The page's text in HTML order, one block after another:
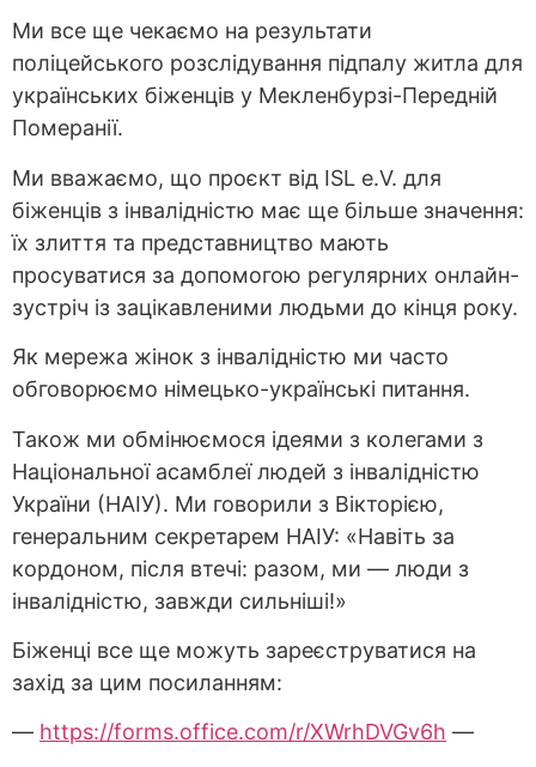
Ми все ще чекаємо на результати
поліцейського розслідування підпалу житла для
українських біженців у Мекленбурзі-Передній
Померанії.
Ми вважаємо, що проєкт від ISL e.V. для
біженців з інвалідністю має ще більше значення:
їх злиття та представництво мають
просуватися за допомогою регулярних онлайн-
зустріч із зацікавленими людьми до кінця року.
Як мережа жінок з інвалідністю ми часто
обговорюємо німецько-українські питання.
Також ми обмінюємося ідеями з колегами з
Національної асамблеї людей з інвалідністю
України (НАІУ). Ми говорили з Вікторією,
генеральним секретарем НАІУ: «Навіть за
кордоном, після втечі: разом, ми — люди з
інвалідністю, завжди сильніші!»
Біженці все ще можуть зареєструватися на
захід за цим посиланням:
— https://forms.office.com/r/XWrhDVGv6h —